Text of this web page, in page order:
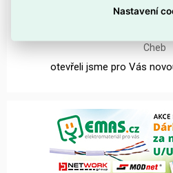
NOVÁ
Cheb
otevřeli jsme pro Vás
Nastavení